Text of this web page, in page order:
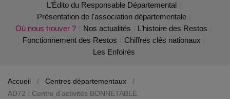
L’Édito du Responsable Départemental
Présentation de l'association départementale
Où nous trouver ?
Nos actualités
L’histoire des Restos
Fonctionnement des Restos
Chiffres clés nationaux
Les Enfoirés
Accueil / Centres départementaux
/
AD72 : Centre d’activités BONNETABLE